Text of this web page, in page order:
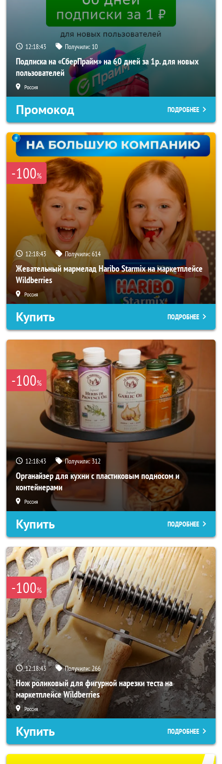
12:18:41 Получили: 10
Подписка на «СберПрайм» на 60 дней за 1р. для новых
пользователей
Россия
Промокод ПОДРОБНЕЕ
-100%
12:18:41 Получили:614
Жевательный мармелад Haribo Starmix на маркетплейсе
Wildberries
Россия
Купить ПОДРОБНЕЕ
-100%
12:18:41 Получили:312
Органайзер для кухни с пластиковым подносом и
контейнерами
Россия
Купить ПОДРОБНЕЕ
-100%
12:18:41 Получили:266
Нож роликовый для фигурной нарезки теста на
маркетплейсе Wildberries
Россия
Купить ПОДРОБНЕЕ